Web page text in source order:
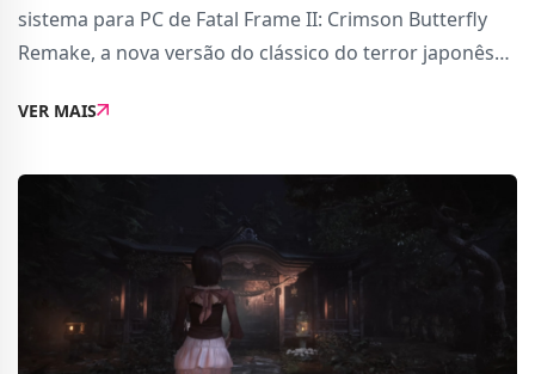
sistema para PC de Fatal Frame II: Crimson Butterfly
Remake, a nova versão do clássico do terror japonês
significativas a nível visual, sonoro e de joga
VER MAIS